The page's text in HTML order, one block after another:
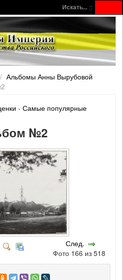
Искать...
Альбомы Анны Вырубовой
- Самые популярные
№2
След.
Фото 166 из 518